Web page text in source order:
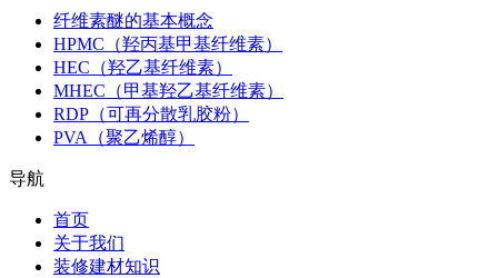
纤维素醚的基本概念
HPMC（羟丙基甲基纤维素）
HEC（羟乙基纤维素）
MHEC（甲基羟乙基纤维素）
RDP（可再分散乳胶粉）
PVA（聚乙烯醇）
导航
首页
关于我们
装修建材知识